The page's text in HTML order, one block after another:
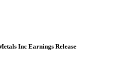
Inc Earnings Release